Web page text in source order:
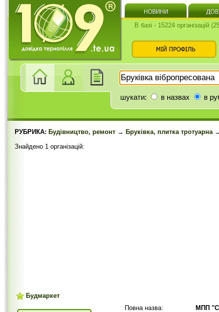
В базі - 15224 організацій
шукати: в назвах в
РУБРИКА: Будівництво, ремонт → Бруківка, плитка тротуарна→
Знайдено 1 організацій:
Будмаркет
Повна назва:
МПП